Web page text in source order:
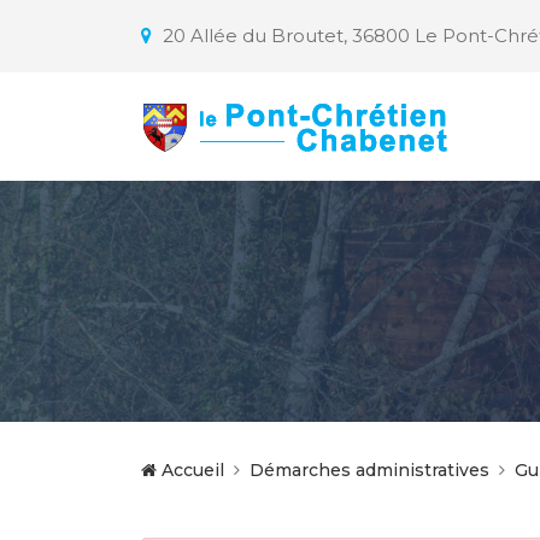
20 Allée du Broutet, 36800 Le Pont-
Accueil Démarches administratives